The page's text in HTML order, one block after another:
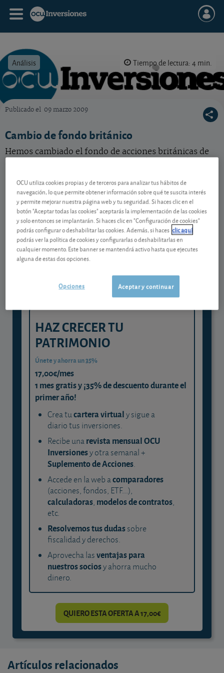
Análisis Tiempo de lectura: 4 min.
Publicado el 09 marzo 2009
Cambio de fondo británico
Hemos cambiado el fondo de acciones británicas de
Contenido reservado a SOCIOS
Gestiona tu dinero con visión
experta
y consigue que cada euro trabaje
HAZ CRECER TU
PATRIMONIO
Únete y ahorra un 35%
17,00€/mes
1 mes gratis y ¡35% de descuento durante el
primer año!
Crea tucartera virtualy sigue a
diario tus inversiones.
Recibe unarevista mensual OCU
Inversionesy otra semanal +
Suplemento de Acciones.
Accede en la web acomparadores
(acciones, fondos, ETF...),
calculadoras, modelos de contratos,
etc.
Resolvemos tus dudassobre
fiscalidad y derechos.
Aprovecha lasventajas para
nuestros sociosy ahorra mucho
dinero.
QUIERO ESTA OFERTA A 17,00€
Artículos relacionados
OCU utiliza cookies propias y de terceros para analizar tus hábitos de
navegación, lo que permite obtener información sobre qué te suscita interés
y permite mejorar nuestra página web y tu seguridad. Si haces clic en el
botón "Aceptar todas las cookies" aceptarás la implementación de las cookies
y solo entonces se implantarán. Si haces clic en "Configuración de cookies"
podrás configurar o deshabilitar las cookies. Además, si haces clic aquí
podrás ver la política de cookies y configurarlas o deshabilitarlas en
cualquier momento. Este banner se mantendrá activo hasta que ejecutes
alguna de estas dos opciones.
Aceptar y continuar
Opciones